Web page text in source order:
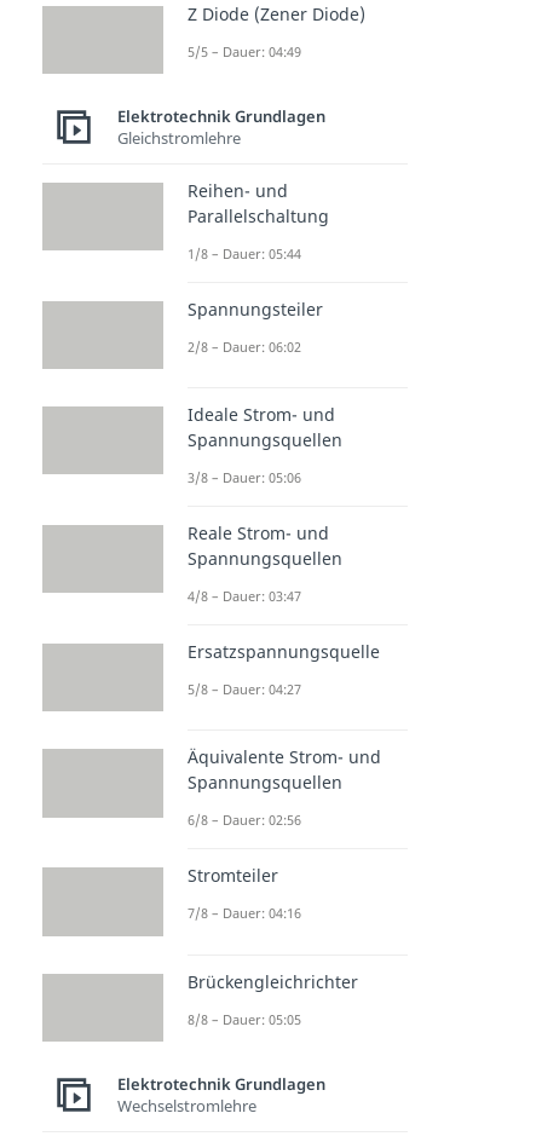
Z Diode (Zener Diode)
5/5 – Dauer: 04:49
Elektrotechnik Grundlagen
Gleichstromlehre
Reihen- und
Parallelschaltung
1/8 – Dauer: 05:44
Spannungsteiler
2/8 – Dauer: 06:02
Ideale Strom- und
Spannungsquellen
3/8 – Dauer: 05:06
Reale Strom- und
Spannungsquellen
4/8 – Dauer: 03:47
Ersatzspannungsquelle
5/8 – Dauer: 04:27
Äquivalente Strom- und
Spannungsquellen
6/8 – Dauer: 02:56
Stromteiler
7/8 – Dauer: 04:16
Brückengleichrichter
8/8 – Dauer: 05:05
Elektrotechnik Grundlagen
Wechselstromlehre